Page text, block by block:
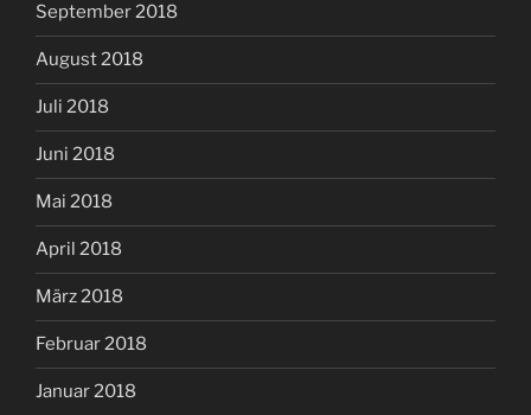
September 2018
August 2018
Juli 2018
Juni 2018
Mai 2018
April 2018
März 2018
Februar 2018
Januar 2018